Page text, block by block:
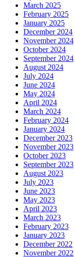
March 2025
February 2025
January 2025
December 2024
November 2024
October 2024
September 2024
August 2024
July 2024
June 2024
May 2024
April 2024
March 2024
February 2024
January 2024
December 2023
November 2023
October 2023
September 2023
August 2023
July 2023
June 2023
May 2023
April 2023
March 2023
February 2023
January 2023
December 2022
November 2022